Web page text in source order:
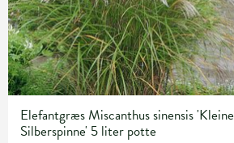
Elefantgræs Miscanthus sinensis 'Kleine
Silberspinne' 5 liter potte